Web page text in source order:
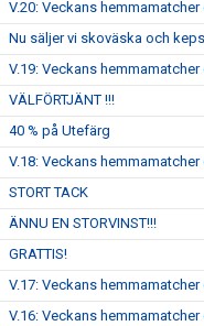
V.20: Veckans
Nu säljer vi skoväska och
V.19: Veckans
VÄLFÖRTJÄNT !!!
40 % på Utefärg
V.18: Veckans
STORT TACK
ÄNNU EN STORVINST!!!
GRATTIS!
V.17: Veckans
V.16: Veckans